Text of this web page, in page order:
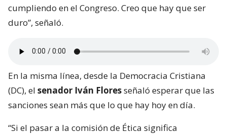
cumpliendo en el Congreso. Creo que hay que ser
duro”, señaló.
En la misma línea, desde la Democracia Cristiana
(DC), el senador Iván Floresseñaló esperar que las
sanciones sean más que lo que hay hoy en día.
“Si el pasar a la comisión de Ética significa